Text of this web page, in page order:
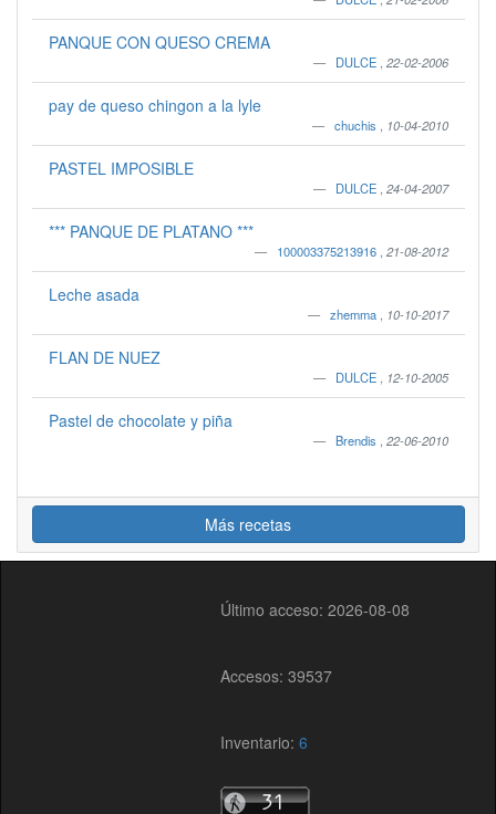
PANQUE CON QUESO CREMA
DULCE 22-02-2006
pay de queso chingon a la lyle
chuchis 10-04-2010
PASTEL IMPOSIBLE
DULCE 24-04-2007
*** PANQUE DE PLATANO ***
100003375213916 21-08-2012
Leche asada
zhemma 10-10-2017
FLAN DE NUEZ
DULCE 12-10-2005
Pastel de chocolate y piña
Brendis 22-06-2010
Más recetas
Último acceso: 2026-08-08
Accesos: 39537
Inventario:6